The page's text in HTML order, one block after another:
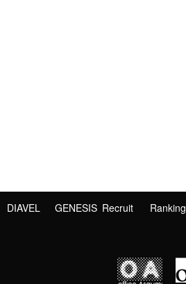
DIAVEL GENESIS Recruit Ranking